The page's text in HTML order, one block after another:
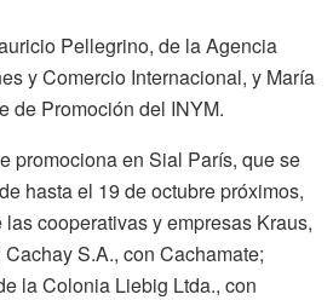
Pellegrino, de la Agencia
y Comercio Internacional, y María
de Promoción del INYM.
promociona en Sial París, que se
hasta el 19 de octubre próximos,
cooperativas y empresas Kraus,
S.A., con Cachamate;
la Colonia Liebig Ltda., con